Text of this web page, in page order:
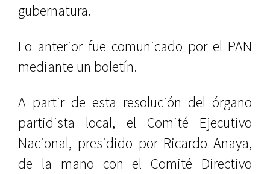
gubernatura.
Lo anterior fue comunicado por el PAN
mediante un boletín.
A partir de esta resolución del órgano
partidista local, el Comité Ejecutivo
Nacional, presidido por Ricardo Anaya,
de la mano con el Comité Directivo